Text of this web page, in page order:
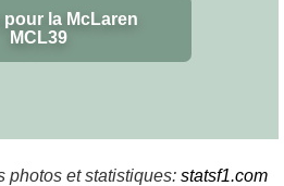
pour la McLaren
MCL39
photos et statistiques: statsf1.com